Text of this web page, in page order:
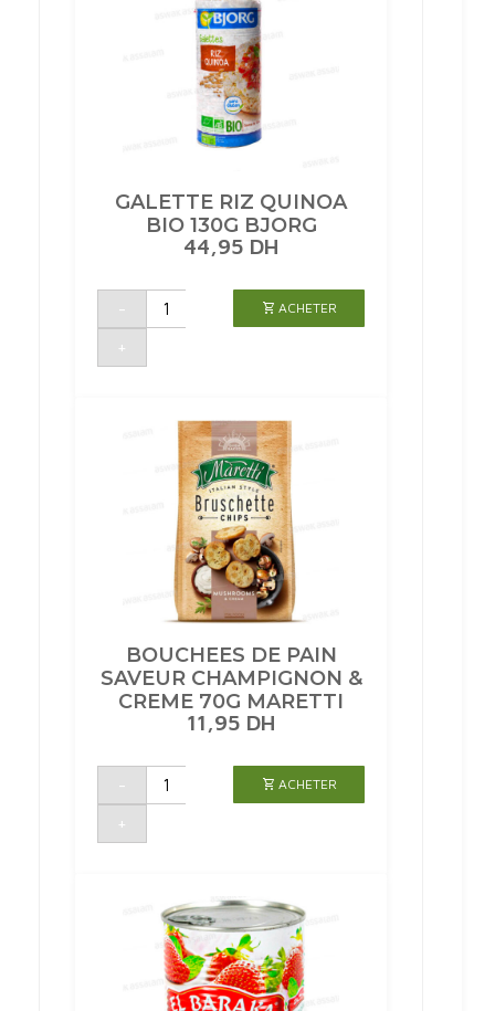
GALETTE RIZ QUINOA
BIO 130G BJORG
44,95 DH
-
quantité
GALETTE
BIO
+
ACHETER
BOUCHEES DE PAIN
SAVEUR CHAMPIGNON &
CREME 70G MARETTI
11,95 DH
-
quantité
BOUCHEES
SAVEUR
MARETTI
+
ACHETER